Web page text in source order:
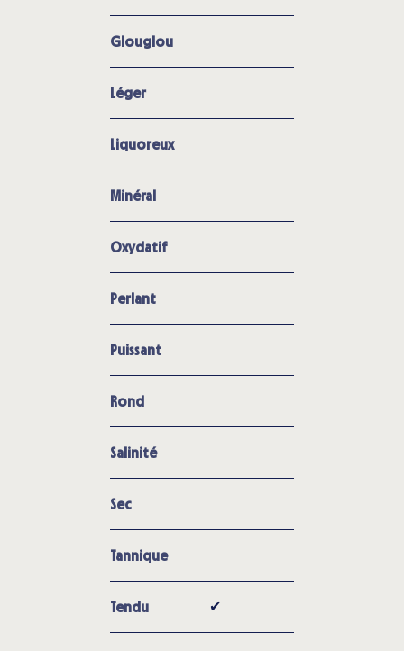
Glouglou
Léger
Liquoreux
Minéral
Oxydatif
Perlant
Puissant
Rond
Salinité
Sec
Tannique
Tendu ✔︎